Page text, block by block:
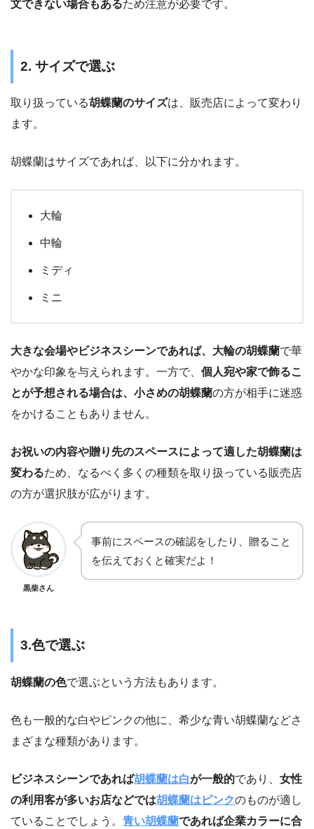
文できない場合もあるため注意が必要です。
2. サイズで選ぶ
取り扱っている胡蝶蘭のサイズは、販売店によって変わり
ます。
胡蝶蘭はサイズであれば、以下に分かれます。
大輪
中輪
ミディ
ミニ
大きな会場やビジネスシーンであれば、大輪の胡蝶蘭で華
やかな印象を与えられます。一方で、 個人宛や家で飾るこ
とが予想される場合は、小さめの胡蝶蘭の方が相手に迷惑
をかけることもありません。
お祝いの内容や贈り先のスペースによって適した胡蝶蘭は
変わるため、なるべく多くの種類を取り扱っている販売店
の方が選択肢が広がります。
黒柴さん
事前にスペースの確認をしたり、贈ること
を伝えておくと確実だよ！
3.色で選ぶ
胡蝶蘭の色で選ぶという方法もあります。
色も一般的な白やピンクの他に、希少な青い胡蝶蘭などさ
まざまな種類があります。
ビジネスシーンであれば胡蝶蘭は白が一般的であり、 女性
の利用客が多いお店などでは胡蝶蘭はピンクのものが適し
ていることでしょう。 青い胡蝶蘭であれば企業カラーに合